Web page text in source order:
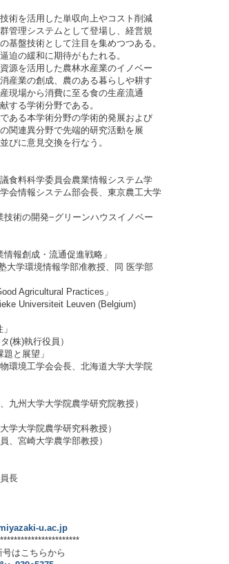
を活用した単収向上やコスト削減
管理システムとして登場し、経営規
盤技術として注目を集めつつある。
迫の緩和に期待がもたれる。
源を活用した農林水産業のイノベー
産業の創成、農のある暮らしや耕す
現場から消費に至る食の生産流通
する学術分野である。
る本学術分野の学術的発展および
関連異分野で先端的研究活動を展
びに意見交換を行なう。
料科学委員会農業情報システム学
システム部会長、東京農工大学
術の開発−グリーンハウスイノベー
報創成・流通促進戦略」
学環境情報学部准教授、同 医学部
Agricultural Practices」
Universiteit Leuven (Belgium)
株)執行役員）
と展望」
境工学会会長、北海道大学大学院
州大学大学院農学研究院教授）
大学院農学研究科教授）
、宮崎大学農学部教授）
長
u.ac.jp
こちらから